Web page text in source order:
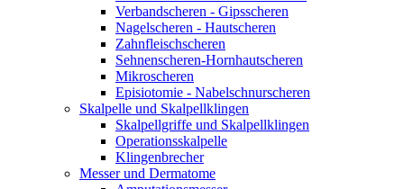
Verbandscheren - Gipsscheren
Nagelscheren - Hautscheren
Zahnfleischscheren
Sehnenscheren-Hornhautscheren
Mikroscheren
Episiotomie - Nabelschnurscheren
Skalpelle und Skalpellklingen
Skalpellgriffe und Skalpellklingen
Operationsskalpelle
Klingenbrecher
Messer und Dermatome